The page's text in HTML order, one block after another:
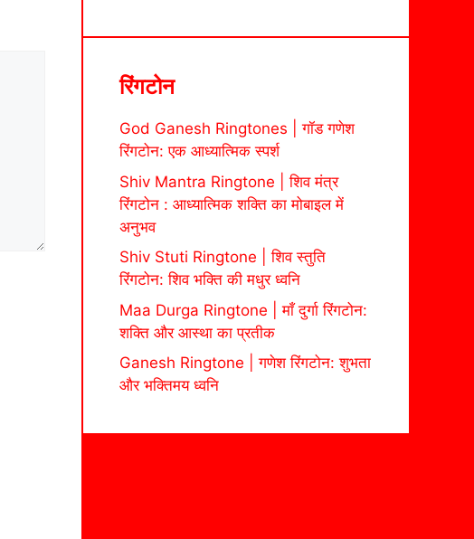
रिंगटोन
God Ganesh Ringtones | गॉड गणेश
रिंगटोन: एक आध्यात्मिक स्पर्श
Shiv Mantra Ringtone | शिव मंत्र
रिंगटोन : आध्यात्मिक शक्ति का मोबाइल में
अनुभव
Shiv Stuti Ringtone | शिव स्तुति
रिंगटोन: शिव भक्ति की मधुर ध्वनि
Maa Durga Ringtone | माँ दुर्गा रिंगटोन:
शक्ति और आस्था का प्रतीक
Ganesh Ringtone | गणेश रिंगटोन: शुभता
और भक्तिमय ध्वनि